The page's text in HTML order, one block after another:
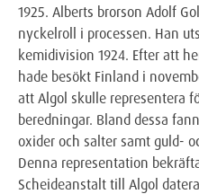
1925. Alberts brorson Adolf
nyckelroll i processen. Han
kemidivision 1924. Efter att
hade besökt Finland i
att Algol skulle representera
beredningar. Bland dessa
oxider och salter samt guld-
Denna representation
Scheideanstalt till Algol